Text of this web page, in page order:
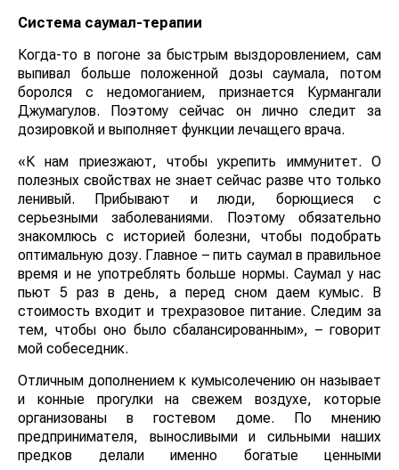
Система саумал-терапии
Когда-то в погоне за быстрым выздоровлением, сам
выпивал больше положенной дозы саумала, потом
боролся с недомоганием, признается Курмангали
Джумагулов. Поэтому сейчас он лично следит за
дозировкой и выполняет функции лечащего врача.
«К нам приезжают, чтобы укрепить иммунитет. О
полезных свойствах не знает сейчас разве что только
ленивый. Прибывают и люди, борющиеся с
серьезными заболеваниями. Поэтому обязательно
знакомлюсь с историей болезни, чтобы подобрать
оптимальную дозу. Главное – пить саумал в правильное
время и не употреблять больше нормы. Саумал у нас
пьют 5 раз в день, а перед сном даем кумыс. В
стоимость входит и трехразовое питание. Следим за
тем, чтобы оно было сбалансированным», – говорит
мой собеседник.
Отличным дополнением к кумысолечению он называет
и конные прогулки на свежем воздухе, которые
организованы в гостевом доме. По мнению
предпринимателя, выносливыми и сильными наших
предков делали именно богатые ценными